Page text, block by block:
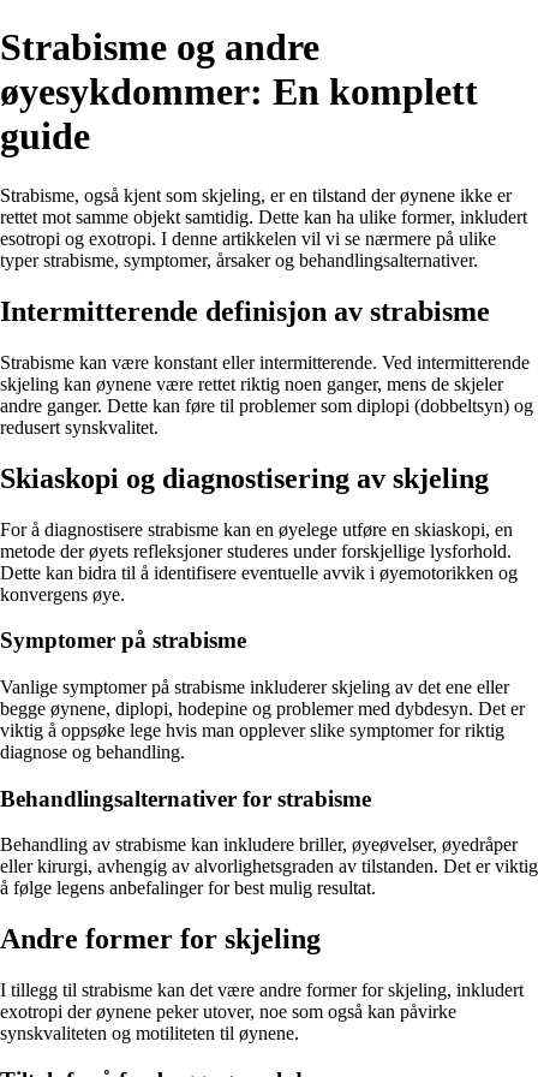
Strabisme og andre
øyesykdommer: En komplett
guide
Strabisme, også kjent som skjeling, er en tilstand der øynene ikke er
rettet mot samme objekt samtidig. Dette kan ha ulike former, inkludert
esotropi og exotropi. I denne artikkelen vil vi se nærmere på ulike
typer strabisme, symptomer, årsaker og behandlingsalternativer.
Intermitterende definisjon av strabisme
Strabisme kan være konstant eller intermitterende. Ved intermitterende
skjeling kan øynene være rettet riktig noen ganger, mens de skjeler
andre ganger. Dette kan føre til problemer som diplopi (dobbeltsyn) og
redusert synskvalitet.
Skiaskopi og diagnostisering av skjeling
For å diagnostisere strabisme kan en øyelege utføre en skiaskopi, en
metode der øyets refleksjoner studeres under forskjellige lysforhold.
Dette kan bidra til å identifisere eventuelle avvik i øyemotorikken og
konvergens øye.
Symptomer på strabisme
Vanlige symptomer på strabisme inkluderer skjeling av det ene eller
begge øynene, diplopi, hodepine og problemer med dybdesyn. Det er
viktig å oppsøke lege hvis man opplever slike symptomer for riktig
diagnose og behandling.
Behandlingsalternativer for strabisme
Behandling av strabisme kan inkludere briller, øyeøvelser, øyedråper
eller kirurgi, avhengig av alvorlighetsgraden av tilstanden. Det er viktig
å følge legens anbefalinger for best mulig resultat.
Andre former for skjeling
I tillegg til strabisme kan det være andre former for skjeling, inkludert
exotropi der øynene peker utover, noe som også kan påvirke
synskvaliteten og motiliteten til øynene.